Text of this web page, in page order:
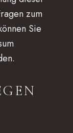
zum
Sie